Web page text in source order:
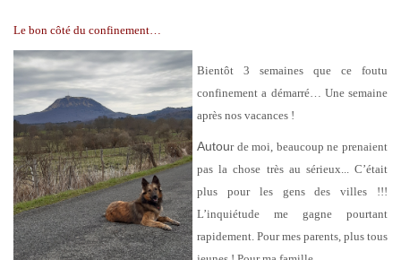
Le bon côté du confinement…
Bientôt 3 semaines que ce foutu
confinement a démarré… Une semaine
après nos vacances !
Autour de moi, beaucoup ne prenaient
pas la chose très au sérieux... C’était
plus pour les gens des villes !!!
L’inquiétude me gagne pourtant
rapidement. Pour mes parents, plus tous